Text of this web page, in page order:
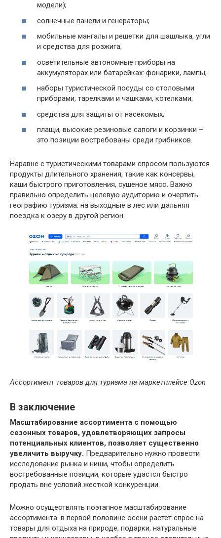
модели);
солнечные панели и генераторы;
мобильные мангалы и решетки для шашлыка, угли
и средства для розжига;
осветительные автономные приборы на
аккумуляторах или батарейках: фонарики, лампы;
наборы туристической посуды со столовыми
приборами, тарелками и чашками, котелками;
средства для защиты от насекомых;
плащи, высокие резиновые сапоги и корзинки –
это позиции востребованы среди грибников.
Наравне с туристическими товарами спросом пользуются
продукты длительного хранения, такие как консервы,
каши быстрого приготовления, сушеное мясо. Важно
правильно определить целевую аудиторию и очертить
географию туризма: на выходные в лес или дальняя
поездка к озеру в другой регион.
Ассортимент товаров для туризма на маркетплейсе Ozon
В заключение
Масштабирование ассортимента с помощью
сезонных товаров, удовлетворяющих запросы
потенциальных клиентов, позволяет существенно
увеличить выручку. Предварительно нужно провести
исследование рынка и ниши, чтобы определить
востребованные позиции, которые удастся быстро
продать вне условий жесткой конкуренции.
Можно осуществлять поэтапное масштабирование
ассортимента: в первой половине осени растет спрос на
товары для отдыха на природе, подарки, натуральные